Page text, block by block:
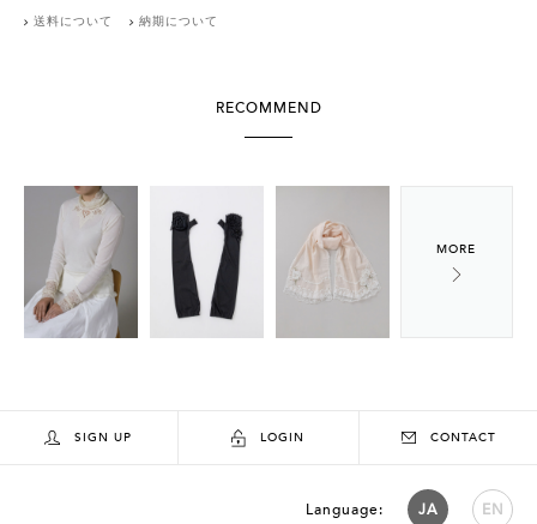
送料について 納期について
RECOMMEND
SIGN UP LOGIN CONTACT
Language: JA EN